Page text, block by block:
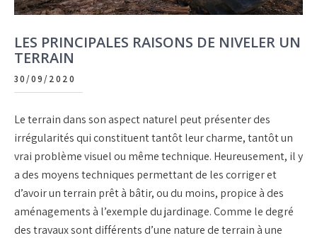
LES PRINCIPALES RAISONS DE NIVELER UN
TERRAIN
30/09/2020
Le terrain dans son aspect naturel peut présenter des
irrégularités qui constituent tantôt leur charme, tantôt un
vrai problème visuel ou même technique. Heureusement, il y
a des moyens techniques permettant de les corriger et
d’avoir un terrain prêt à bâtir, ou du moins, propice à des
aménagements à l’exemple du jardinage. Comme le degré
des travaux sont différents d’une nature de terrain à une